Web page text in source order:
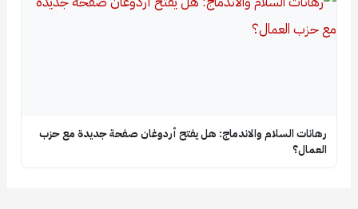
رهانات السلام والاندماج: هل يفتح أردوغان صفحة جديدة مع حزب
العمال؟